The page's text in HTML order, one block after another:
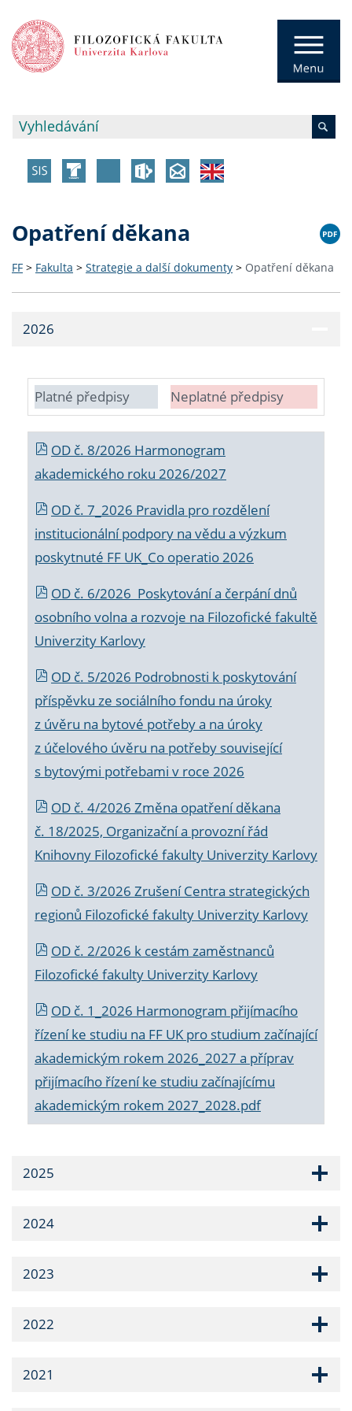
Opatření děkana
FF > Fakulta > Strategie a další dokumenty > Opatření děkana
2026
Platné předpisy Neplatné předpisy
OD č. 8/2026 Harmonogram
akademického roku 2026/2027
OD č. 7_2026 Pravidla pro rozdělení
institucionální podpory na vědu a výzkum
poskytnuté FF UK_Co operatio 2026
OD č. 6/2026 Poskytování a čerpání dnů
osobního volna a rozvoje na Filozofické fakultě
Univerzity Karlovy
OD č. 5/2026 Podrobnosti k poskytování
příspěvku ze sociálního fondu na úroky
z úvěru na bytové potřeby a na úroky
z účelového úvěru na potřeby související
s bytovými potřebami v roce 2026
OD č. 4/2026 Změna opatření děkana
č. 18/2025, Organizační a provozní řád
Knihovny Filozofické fakulty Univerzity Karlovy
OD č. 3/2026 Zrušení Centra strategických
regionů Filozofické fakulty Univerzity Karlovy
OD č. 2/2026 k cestám zaměstnanců
Filozofické fakulty Univerzity Karlovy
OD č. 1_2026 Harmonogram přijímacího
řízení ke studiu na FF UK pro studium začínající
akademickým rokem 2026_2027 a příprav
přijímacího řízení ke studiu začínajícímu
akademickým rokem 2027_2028.pdf
2025
2024
2023
2022
2021